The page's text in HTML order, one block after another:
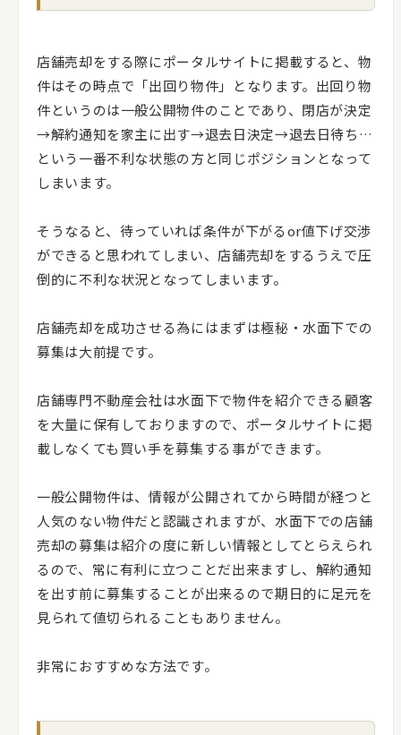
店舗売却をする際にポータルサイトに掲載すると、物
件はその時点で「出回り物件」となります。出回り物
件というのは一般公開物件のことであり、閉店が決定
→解約通知を家主に出す→退去日決定→退去日待ち…
という一番不利な状態の方と同じポジションとなって
しまいます。
そうなると、待っていれば条件が下がるor値下げ交渉
ができると思われてしまい、店舗売却をするうえで圧
倒的に不利な状況となってしまいます。
店舗売却を成功させる為にはまずは極秘・水面下での
募集は大前提です。
店舗専門不動産会社は水面下で物件を紹介できる顧客
を大量に保有しておりますので、ポータルサイトに掲
載しなくても買い手を募集する事ができます。
一般公開物件は、情報が公開されてから時間が経つと
人気のない物件だと認識されますが、水面下での店舗
売却の募集は紹介の度に新しい情報としてとらえられ
るので、常に有利に立つことだ出来ますし、解約通知
を出す前に募集することが出来るので期日的に足元を
見られて値切られることもありません。
非常におすすめな方法です。